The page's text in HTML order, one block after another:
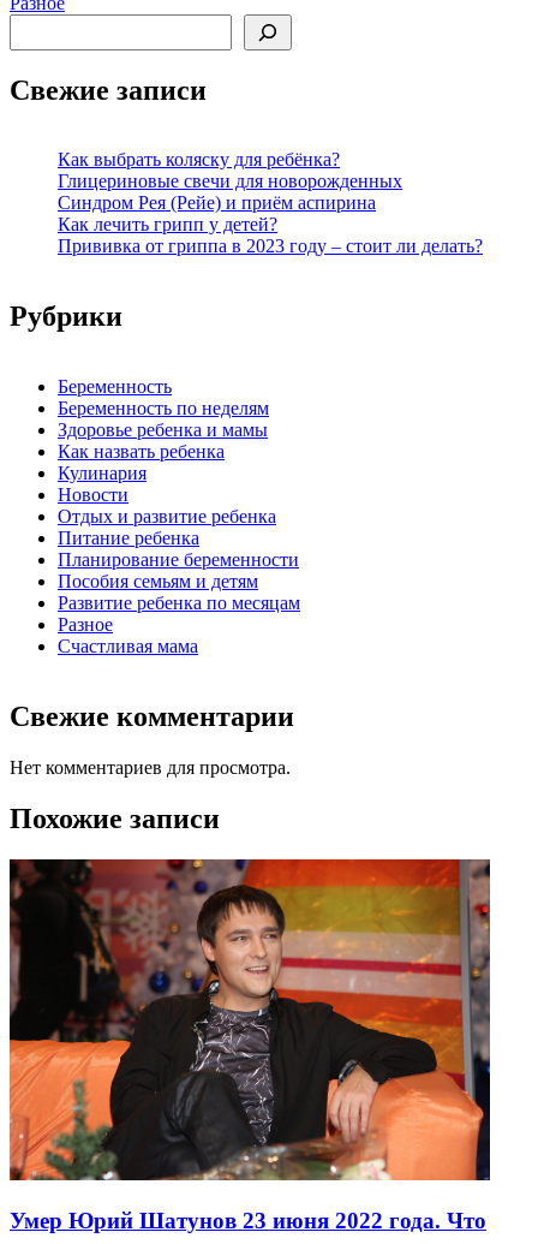
Свежие записи
Как выбрать коляску для ребёнка?
Глицериновые свечи для новорожденных
Синдром Рея (Рейе) и приём аспирина
Как лечить грипп у детей?
Прививка от гриппа в 2023 году – стоит ли делать?
Рубрики
Беременность
Беременность по неделям
Здоровье ребенка и мамы
Как назвать ребенка
Кулинария
Новости
Отдых и развитие ребенка
Питание ребенка
Планирование беременности
Пособия семьям и детям
Развитие ребенка по месяцам
Разное
Счастливая мама
Свежие комментарии
Нет комментариев для просмотра.
Похожие записи
Умер Юрий Шатунов 23 июня 2022 года. Что